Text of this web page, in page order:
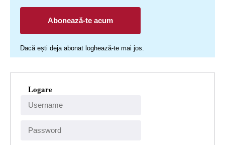
Abonează-te acum
Dacă ești deja abonat loghează-te mai jos.
Logare